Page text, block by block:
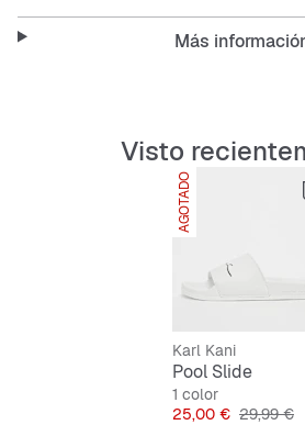
Cómodas de poner
Suela con amortiguación
Material superior: sintético
Material interior: textil
Más
Visto
AGOTADO
Karl Kani
Pool Slide
1 color
Precio
25,00 € Precio
29,99 €